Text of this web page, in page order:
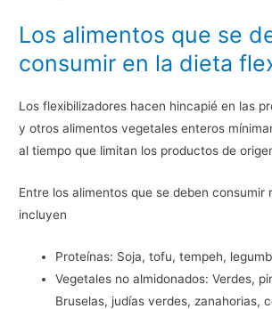
Los alimentos que se
consumir en la dieta
Los flexibilizadores hacen hincapié en las
y otros alimentos vegetales enteros
al tiempo que limitan los productos de
Entre los alimentos que se deben consumir
incluyen
Proteínas: Soja, tofu, tempeh,
Vegetales no almidonados: Verdes,
Bruselas, judías verdes, zanahorias,